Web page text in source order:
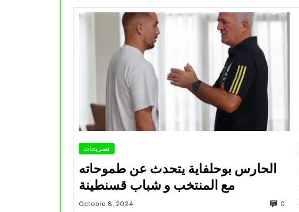
تصريحات
الحارس بوحلفاية يتحدث عن طموحاته
مع المنتخب و شباب قسنطينة
Octobre 8, 2024 0